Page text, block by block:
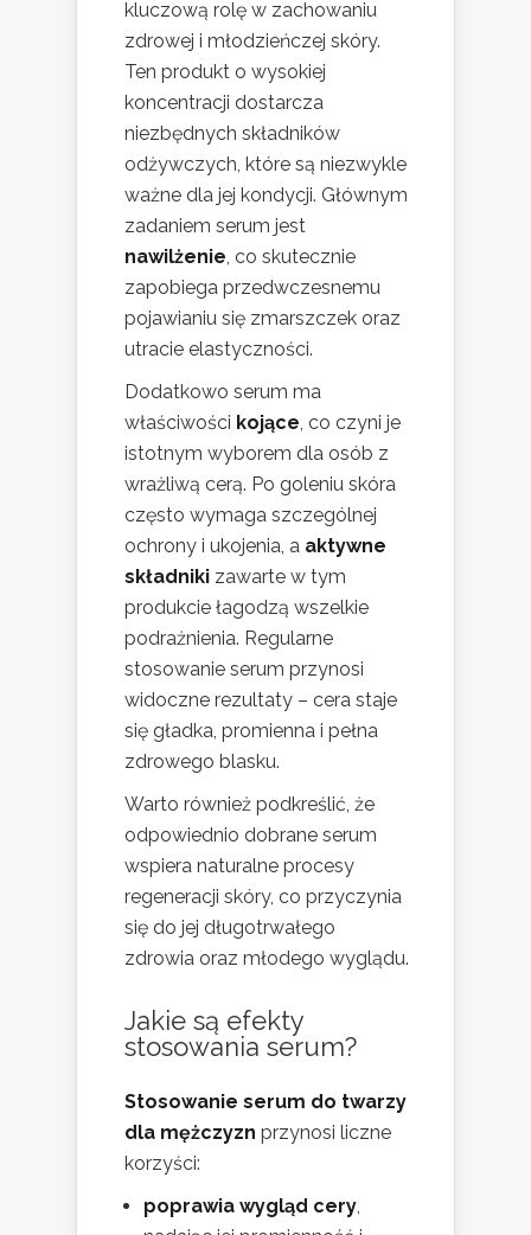
kluczową rolę w zachowaniu
zdrowej i młodzieńczej skóry.
Ten produkt o wysokiej
koncentracji dostarcza
niezbędnych składników
odżywczych, które są niezwykle
ważne dla jej kondycji. Głównym
zadaniem serum jest
nawilżenie, co skutecznie
zapobiega przedwczesnemu
pojawianiu się zmarszczek oraz
utracie elastyczności.
Dodatkowo serum ma
właściwości kojące, co czyni je
istotnym wyborem dla osób z
wrażliwą cerą. Po goleniu skóra
często wymaga szczególnej
ochrony i ukojenia, a aktywne
składniki zawarte w tym
produkcie łagodzą wszelkie
podrażnienia. Regularne
stosowanie serum przynosi
widoczne rezultaty – cera staje
się gładka, promienna i pełna
zdrowego blasku.
Warto również podkreślić, że
odpowiednio dobrane serum
wspiera naturalne procesy
regeneracji skóry, co przyczynia
się do jej długotrwałego
zdrowia oraz młodego wyglądu.
Jakie są efekty
stosowania serum?
Stosowanie serum do twarzy
dla mężczyzn przynosi liczne
korzyści:
poprawia wygląd cery,